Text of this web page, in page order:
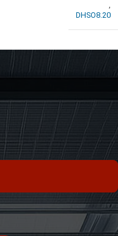
DHSO8.20